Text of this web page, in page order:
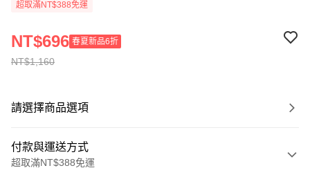
超取滿NT$388免運
NT$1,160
NT$696 春夏新品6折
請選擇商品選項
付款與運送方式
超取滿NT$388免運